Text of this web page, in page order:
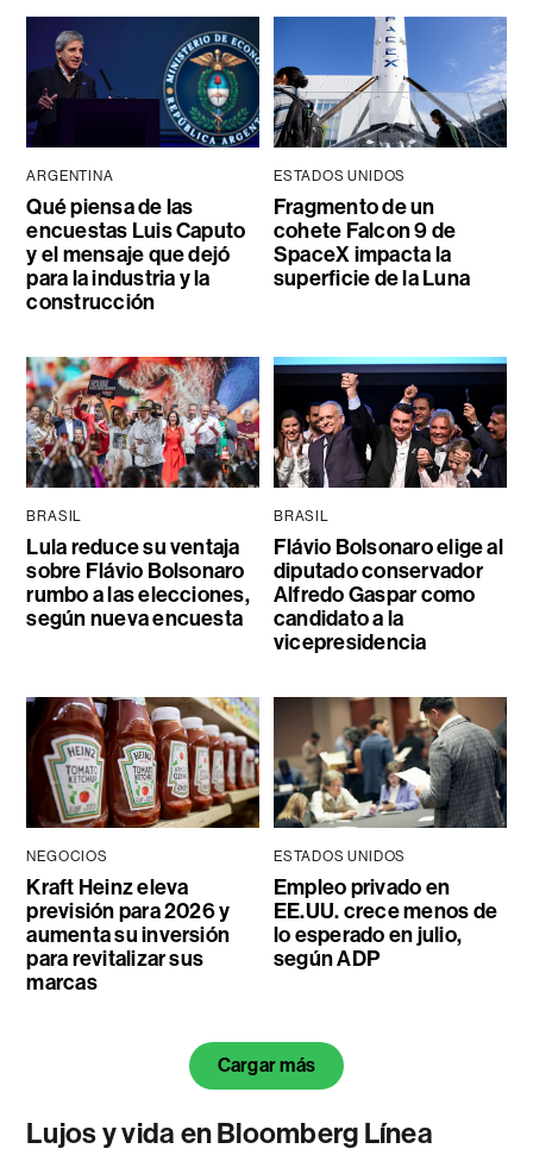
ARGENTINA
Qué piensa de las
encuestas Luis Caputo
y el mensaje que dejó
para la industria y la
construcción
ESTADOS UNIDOS
Fragmento de un
cohete Falcon 9 de
SpaceX impacta la
superficie de la Luna
BRASIL
Lula reduce su ventaja
sobre Flávio Bolsonaro
rumbo a las elecciones,
según nueva encuesta
BRASIL
Flávio Bolsonaro elige al
diputado conservador
Alfredo Gaspar como
candidato a la
vicepresidencia
NEGOCIOS
Kraft Heinz eleva
previsión para 2026 y
aumenta su inversión
para revitalizar sus
marcas
ESTADOS UNIDOS
Empleo privado en
EE.UU. crece menos de
lo esperado en julio,
según ADP
Cargar más
Lujos y vida en Bloomberg Línea